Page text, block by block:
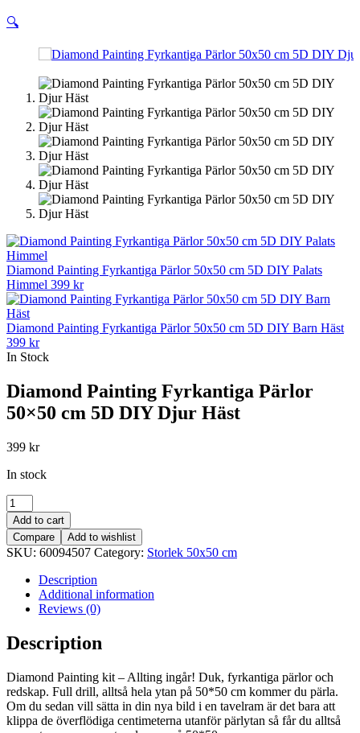
🔍
Diamond Painting Fyrkantiga Pärlor 50x50 cm 5D DIY Palats
Himmel 399 kr
Diamond Painting Fyrkantiga Pärlor 50x50 cm 5D DIY Barn Häst
399 kr
In Stock
Diamond Painting Fyrkantiga Pärlor
50×50 cm 5D DIY Djur Häst
399 kr
In stock
Diamond
Painting
Fyrkantiga
Pärlor
50x50
quantity
Add to cart
Compare
Add to wishlist
SKU: 60094507 Category: Storlek 50x50 cm
Description
Additional information
Reviews (0)
Description
Diamond Painting kit – Allting ingår! Duk, fyrkantiga pärlor och
redskap. Full drill, alltså hela ytan på 50*50 cm kommer du pärla.
Om du sedan vill sätta in din nya bild i en tavelram är det bara att
klippa de överflödiga centimeterna utanför pärlytan så får du alltså